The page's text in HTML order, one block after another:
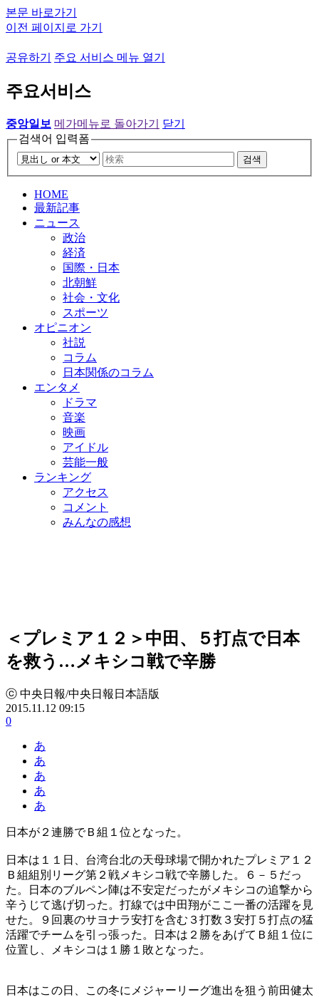
본문 바로가기
이전 페이지로 가기
공유하기 주요 서비스 메뉴 열기
주요서비스
중앙일보 메가메뉴로 돌아가기
닫기
검색어 입력폼
검색
HOME
最新記事
ニュース
政治
経済
国際・日本
北朝鮮
社会・文化
スポーツ
オピニオン
社説
コラム
日本関係のコラム
エンタメ
ドラマ
音楽
映画
アイドル
芸能一般
ランキング
アクセス
コメント
みんなの感想
＜プレミア１２＞中田、５打点で日本
を救う…メキシコ戦で辛勝
ⓒ 中央日報/中央日報日本語版
2015.11.12 09:15
0
あ
あ
あ
あ
あ
日本が２連勝でＢ組１位となった。
日本は１１日、台湾台北の天母球場で開かれたプレミア１２
Ｂ組組別リーグ第２戦メキシコ戦で辛勝した。６－５だっ
た。日本のブルペン陣は不安定だったがメキシコの追撃から
辛うじて逃げ切った。打線では中田翔がここ一番の活躍を見
せた。９回裏のサヨナラ安打を含む３打数３安打５打点の猛
活躍でチームを引っ張った。日本は２勝をあげてＢ組１位に
位置し、メキシコは１勝１敗となった。
日本はこの日、この冬にメジャーリーグ進出を狙う前田健太